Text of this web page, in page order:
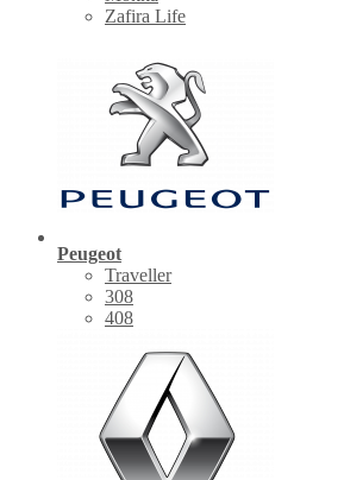
Zafira Life
Peugeot
Traveller
308
408